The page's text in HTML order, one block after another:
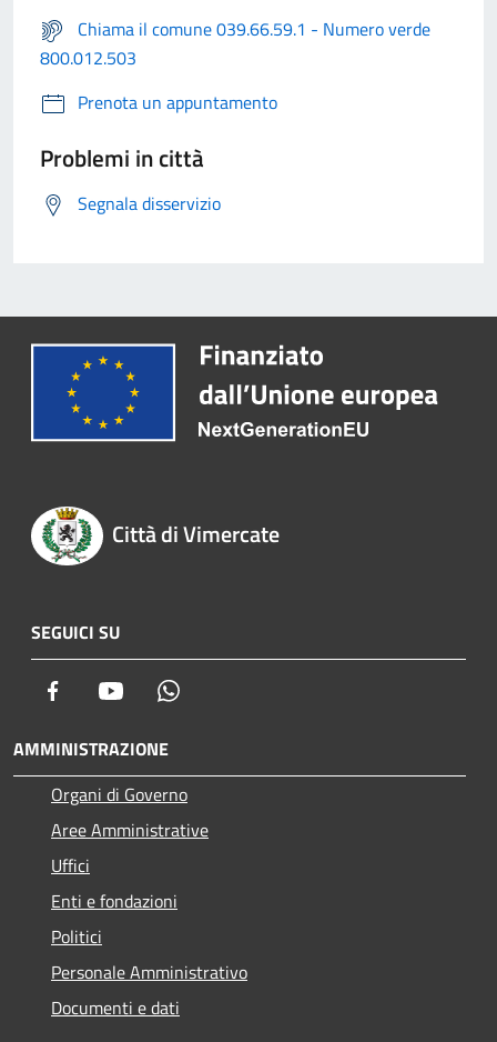
Chiama il comune 039.66.59.1 - Numero verde
800.012.503
Prenota un appuntamento
Problemi in città
Segnala disservizio
Città di Vimercate
SEGUICI SU
Facebook Youtube
AMMINISTRAZIONE
Organi di Governo
Aree Amministrative
Uffici
Enti e fondazioni
Politici
Personale Amministrativo
Documenti e dati